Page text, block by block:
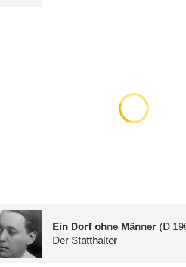
Ein Dorf ohne Männer (D
Der Statthalter